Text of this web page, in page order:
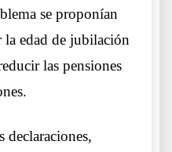
se proponían
la edad de jubilación
las pensiones
declaraciones,